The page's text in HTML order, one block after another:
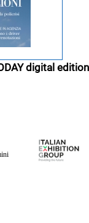
digital edition